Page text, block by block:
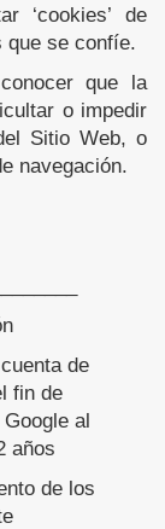
‘cookies’ de
que se confíe.
que la
o impedir
Sitio Web, o
navegación.
de
fin de
al
años
de los